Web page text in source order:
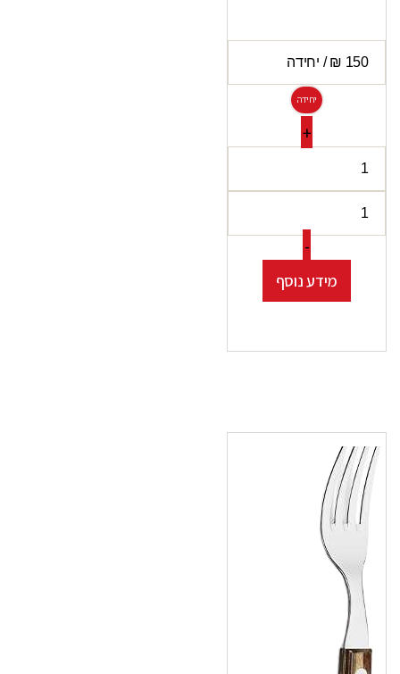
יחידה
+
-
מידע נוסף